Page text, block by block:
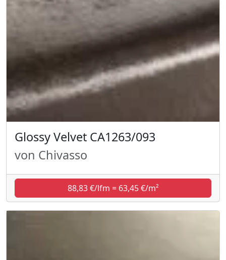
Glossy Velvet CA1263/093
von Chivasso
88,83 €/lfm = 63,45 €/m²